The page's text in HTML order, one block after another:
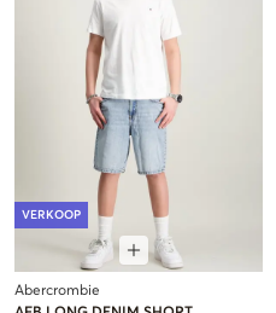
VERKOOP
Abercrombie